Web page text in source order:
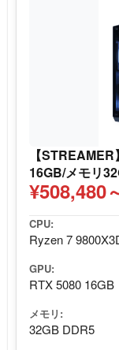
【
16GB/メモリ
¥508,480
CPU:
Ryzen 7
GPU:
RTX 5080 16GB
メモリ:
32GB DDR5